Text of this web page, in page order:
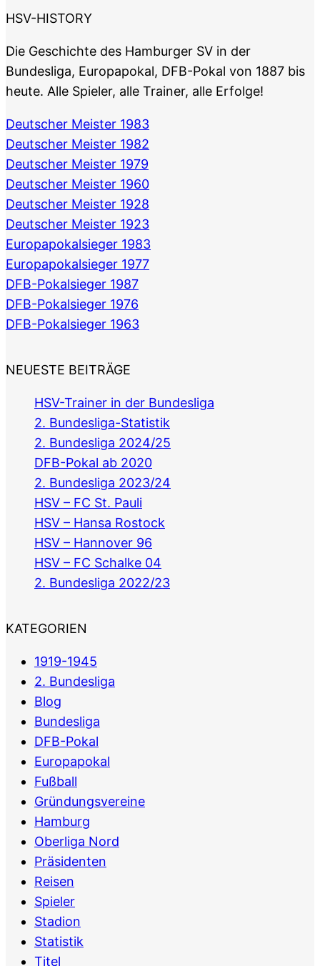
HSV-HISTORY
Die Geschichte des Hamburger SV in der
Bundesliga, Europapokal, DFB-Pokal von 1887 bis
heute. Alle Spieler, alle Trainer, alle Erfolge!
Deutscher Meister 1983
Deutscher Meister 1982
Deutscher Meister 1979
Deutscher Meister 1960
Deutscher Meister 1928
Deutscher Meister 1923
Europapokalsieger 1983
Europapokalsieger 1977
DFB-Pokalsieger 1987
DFB-Pokalsieger 1976
DFB-Pokalsieger 1963
NEUESTE BEITRÄGE
HSV-Trainer in der Bundesliga
2. Bundesliga-Statistik
2. Bundesliga 2024/25
DFB-Pokal ab 2020
2. Bundesliga 2023/24
HSV – FC St. Pauli
HSV – Hansa Rostock
HSV – Hannover 96
HSV – FC Schalke 04
2. Bundesliga 2022/23
KATEGORIEN
1919-1945
2. Bundesliga
Blog
Bundesliga
DFB-Pokal
Europapokal
Fußball
Gründungsvereine
Hamburg
Oberliga Nord
Präsidenten
Reisen
Spieler
Stadion
Statistik
Titel